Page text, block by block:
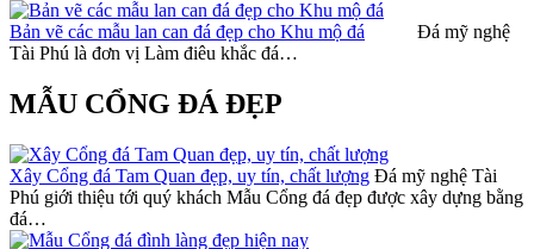
Bản vẽ các mẫu lan can đá đẹp cho Khu mộ đá Đá mỹ nghệ
Tài Phú là đơn vị Làm điêu khắc đá…
MẪU CỔNG ĐÁ ĐẸP
Xây Cổng đá Tam Quan đẹp, uy tín, chất lượng Đá mỹ nghệ Tài
Phú giới thiệu tới quý khách Mẫu Cổng đá đẹp được xây dựng bằng
đá…